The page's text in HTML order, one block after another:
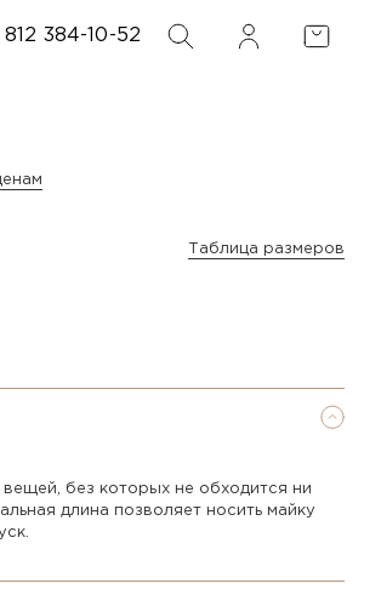
812 384-10-52 ФИЛЬТР
ПОИСК
Таблица размеров
вещей, без которых не обходится ни
длина позволяет носить майку